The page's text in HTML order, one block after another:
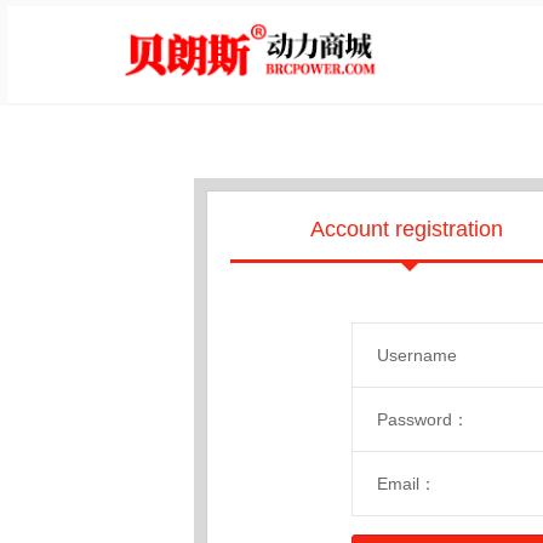
Account registration
Username：
Password：
Email：